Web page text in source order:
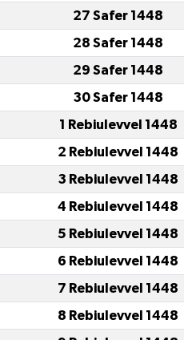
27 Safer 1448
28 Safer 1448
29 Safer 1448
30 Safer 1448
1 Rebiulevvel 1448
2 Rebiulevvel 1448
3 Rebiulevvel 1448
4 Rebiulevvel 1448
5 Rebiulevvel 1448
6 Rebiulevvel 1448
7 Rebiulevvel 1448
8 Rebiulevvel 1448